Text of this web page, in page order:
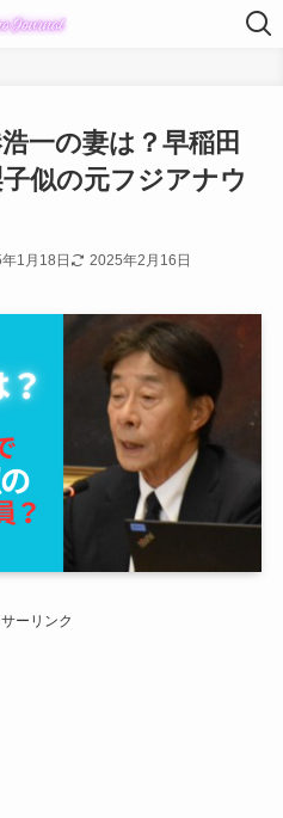
浩一の妻は？早稲田
似の元フジアナウ
1月18日 2025年2月16日
ーリンク